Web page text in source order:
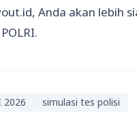
Anda akan lebih
2026
simulasi tes polisi